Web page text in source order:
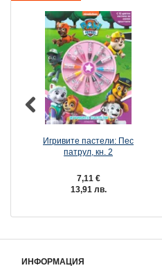
Игривите пастели: Пес
патрул, кн. 2
7,11 €
13,91 лв.
ИНФОРМАЦИЯ